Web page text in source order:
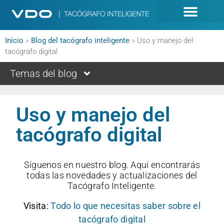
Inicio » Blog del tacógrafo inteligente » Uso y manejo del
tacógrafo digital
Temas del blog
Uso y manejo del
tacógrafo digital
Síguenos en nuestro blog. Aquí encontrarás
todas las novedades y actualizaciones del
Tacógrafo Inteligente.
Visita:Todo lo que necesitas saber sobre el
tacógrafo digital